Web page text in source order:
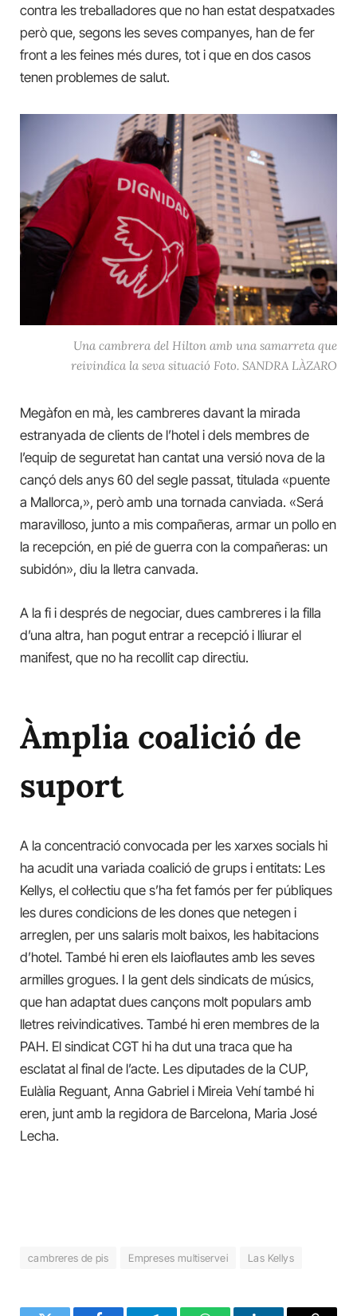
contra les treballadores que no han estat despatxades
però que, segons les seves companyes, han de fer
front a les feines més dures, tot i que en dos casos
tenen problemes de salut.
Una cambrera del Hilton amb una samarreta que
reivindica la seva situació Foto. SANDRA LÀZARO
Megàfon en mà, les cambreres davant la mirada
estranyada de clients de l’hotel i dels membres de
l’equip de seguretat han cantat una versió nova de la
cançó dels anys 60 del segle passat, titulada «puente
a Mallorca,», però amb una tornada canviada. «Será
maravilloso, junto a mis compañeras, armar un pollo en
la recepción, en pié de guerra con la compañeras: un
subidón», diu la lletra canvada.
A la fi i després de negociar, dues cambreres i la filla
d’una altra, han pogut entrar a recepció i lliurar el
manifest, que no ha recollit cap directiu.
Àmplia coalició de
suport
A la concentració convocada per les xarxes socials hi
ha acudit una variada coalició de grups i entitats: Les
Kellys, el col·lectiu que s’ha fet famós per fer públiques
les dures condicions de les dones que netegen i
arreglen, per uns salaris molt baixos, les habitacions
d’hotel. També hi eren els Iaioflautes amb les seves
armilles grogues. I la gent dels sindicats de músics,
que han adaptat dues cançons molt populars amb
lletres reivindicatives. També hi eren membres de la
PAH. El sindicat CGT hi ha dut una traca que ha
esclatat al final de l’acte. Les diputades de la CUP,
Eulàlia Reguant, Anna Gabriel i Mireia Vehí també hi
eren, junt amb la regidora de Barcelona, Maria José
Lecha.
cambreres de pis Empreses multiservei Las Kellys